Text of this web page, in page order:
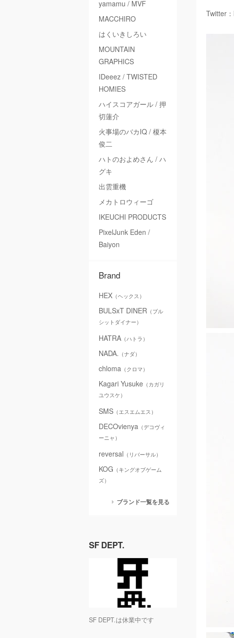
yamamu / MVF
MACCHIRO
はくいきしろい
MOUNTAIN
GRAPHICS
IDeeez / TWISTED
HOMIES
ハイスコアガール / 押
切蓮介
火事場のバカIQ / 榎本
俊二
ハトのおよめさん / ハ
グキ
出雲重機
メカトロウィーゴ
IKEUCHI PRODUCTS
PixelJunk Eden /
Baiyon
Brand
HEX （ヘックス）
BULSxT DINER （ブル
シットダイナー）
HATRA （ハトラ）
NADA. （ナダ）
chloma （クロマ）
Kagari Yusuke （カガリ
ユウスケ）
SMS （エスエムエス）
DECOvienya （デコヴィ
ーニャ）
reversal （リバーサル）
KOG （キングオブゲーム
ズ）
ブランド一覧を見る
SF DEPT.
SF DEPT.は休業中です
Twitter：